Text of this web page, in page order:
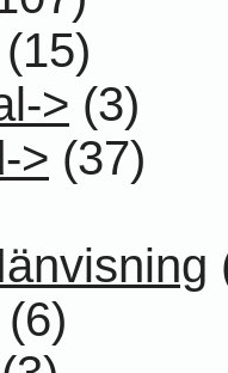
(15)
> (3)
-> (37)
(6)